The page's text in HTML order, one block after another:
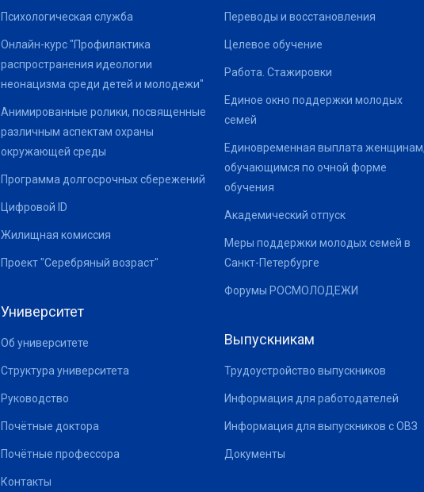
Психологическая служба
Онлайн-курс "Профилактика
распространения идеологии
неонацизма среди детей и молодежи"
Анимированные ролики, посвященные
различным аспектам охраны
окружающей среды
Программа долгосрочных сбережений
Цифровой ID
Жилищная комиссия
Проект "Серебряный возраст"
Университет
Об университете
Структура университета
Руководство
Почётные доктора
Почётные профессора
Контакты
Переводы и восстановления
Целевое обучение
Работа. Стажировки
Единое окно поддержки молодых
семей
Единовременная выплата женщинам,
обучающимся по очной форме
обучения
Академический отпуск
Меры поддержки молодых семей в
Санкт-Петербурге
Форумы РОСМОЛОДЕЖИ
Выпускникам
Трудоустройство выпускников
Информация для работодателей
Информация для выпускников с ОВЗ
Документы